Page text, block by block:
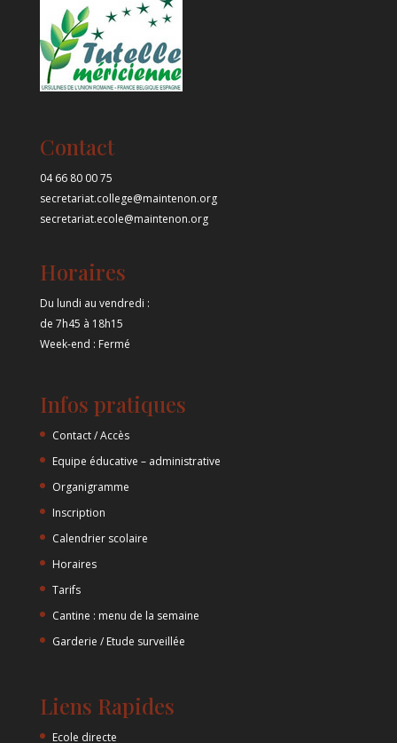
Contact
04 66 80 00 75
secretariat.college@maintenon.org
secretariat.ecole@maintenon.org
Horaires
Du lundi au vendredi :
de 7h45 à 18h15
Week-end : Fermé
Infos pratiques
Contact / Accès
Equipe éducative – administrative
Organigramme
Inscription
Calendrier scolaire
Horaires
Tarifs
Cantine : menu de la semaine
Garderie / Etude surveillée
Liens Rapides
Ecole directe